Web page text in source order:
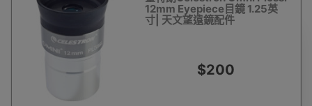
12mm Eyepiece目鏡 1.25英
寸| 天文望遠鏡配件
$200